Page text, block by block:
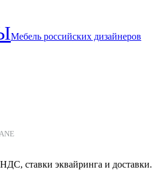
Мебель российских дизайнеров
ставки эквайринга и доставки.